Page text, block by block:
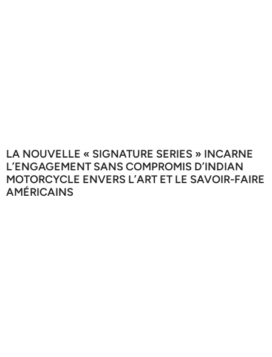
LA NOUVELLE « SIGNATURE SERIES » INCARNE
L’ENGAGEMENT SANS COMPROMIS D’INDIAN
MOTORCYCLE ENVERS L’ART ET LE SAVOIR-FAIRE
AMÉRICAINS